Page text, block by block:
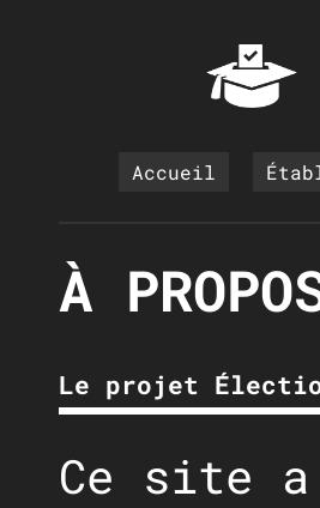
Accueil
À
Le projet
Ce site